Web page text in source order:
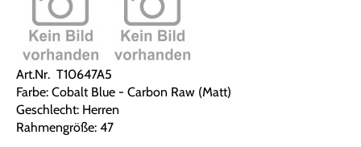
Art.Nr. T10647A5
Farbe: Cobalt Blue - Carbon Raw (Matt)
Geschlecht: Herren
Rahmengröße: 47